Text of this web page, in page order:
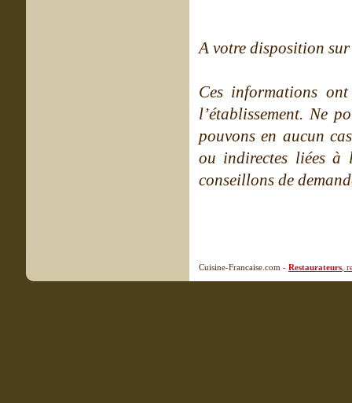
A votre disposition
Ces informations
l’établissement. Ne
pouvons en aucun
ou indirectes liées à
conseillons de
Cuisine-Francaise.com - Restaurateurs ,